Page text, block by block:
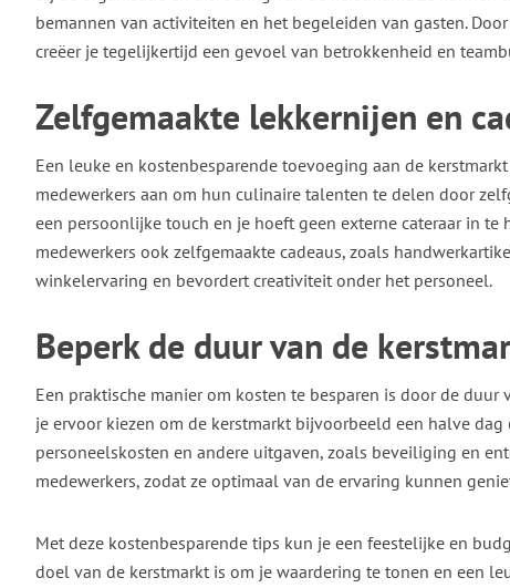
bemannen van activiteiten en het begeleiden van gasten.
creëer je tegelijkertijd een gevoel van betrokkenheid en
Zelfgemaakte lekkernijen en
Een leuke en kostenbesparende toevoeging aan de
medewerkers aan om hun culinaire talenten te delen door
een persoonlijke touch en je hoeft geen externe cateraar in
medewerkers ook zelfgemaakte cadeaus, zoals
winkelervaring en bevordert creativiteit onder het personeel.
Beperk de duur van de
Een praktische manier om kosten te besparen is door de
je ervoor kiezen om de kerstmarkt bijvoorbeeld een halve
personeelskosten en andere uitgaven, zoals beveiliging en
medewerkers, zodat ze optimaal van de ervaring kunnen
Met deze kostenbesparende tips kun je een feestelijke en
doel van de kerstmarkt is om je waardering te tonen en een